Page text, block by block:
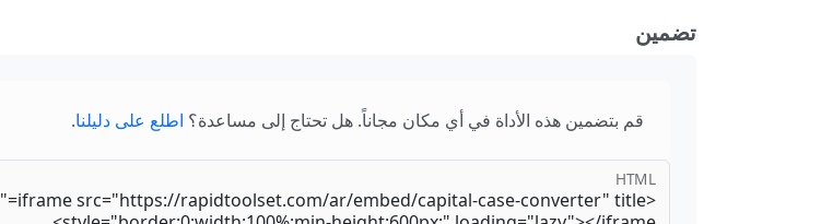
تضمين
قم بتضمين هذه الأداة في أي مكان مجاناً. هل تحتاج إلى مساعدة؟ اطلع على دليلنا.
HTML